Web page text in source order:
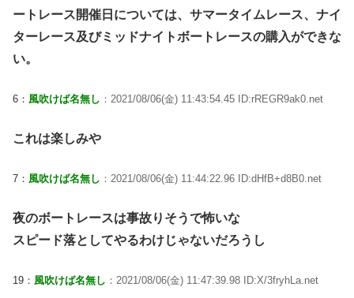
ートレース開催日については、サマータイムレース、ナイ
ターレース及びミッドナイトボートレースの購入ができな
い。
6： 風吹けば名無し ：2021/08/06(金) 11:43:54.45 ID:rREGR9ak0.net
これは楽しみや
7： 風吹けば名無し ：2021/08/06(金) 11:44:22.96 ID:dHfB+d8B0.net
夜のボートレースは事故りそうで怖いな
スピード落としてやるわけじゃないだろうし
19： 風吹けば名無し ：2021/08/06(金) 11:47:39.98 ID:X/3fryhLa.net